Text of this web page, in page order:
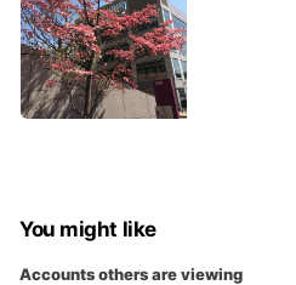
You might like
Accounts others are viewing